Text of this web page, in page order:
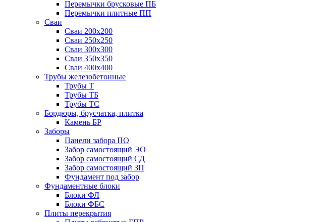
Перемычки брусковые ПБ
Перемычки плитные ПП
Сваи
Сваи 200х200
Сваи 250х250
Сваи 300х300
Сваи 350х350
Сваи 400х400
Трубы железобетонные
Трубы Т
Трубы ТБ
Трубы ТС
Бордюры, брусчатка, плитка
Камень БР
Заборы
Панели забора ПО
Забор самостоящий ЭО
Забор самостоящий СД
Забор самостоящий ЗП
Фyндамент под забор
Фундаментные блоки
Блоки ФЛ
Блоки ФБС
Плиты перекрытия